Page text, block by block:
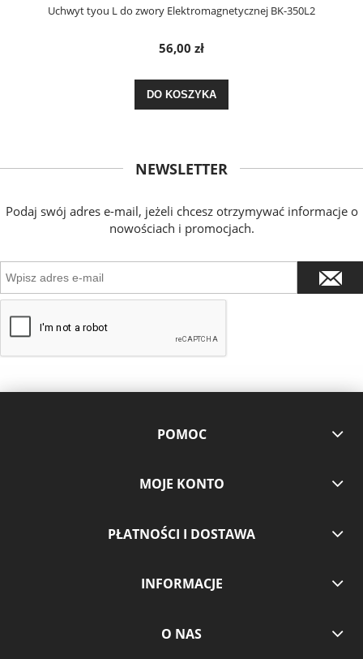
Uchwyt tyou L do zwory Elektromagnetycznej BK-350L2
56,00 zł
DO KOSZYKA
NEWSLETTER
Podaj swój adres e-mail, jeżeli chcesz otrzymywać informacje o
nowościach i promocjach.
POMOC
MOJE KONTO
PŁATNOŚCI I DOSTAWA
INFORMACJE
O NAS